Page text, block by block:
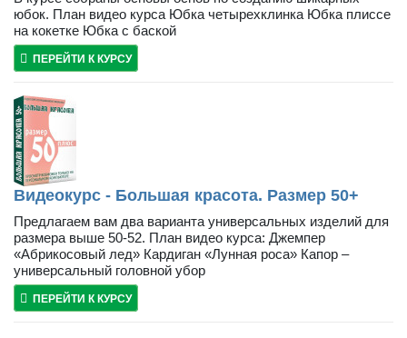
юбок. План видео курса Юбка четырехклинка Юбка плиссе
на кокетке Юбка с баской
ПЕРЕЙТИ К КУРСУ
Видеокурс - Большая красота. Размер 50+
Предлагаем вам два варианта универсальных изделий для
размера выше 50-52. План видео курса: Джемпер
«Абрикосовый лед» Кардиган «Лунная роса» Капор –
универсальный головной убор
ПЕРЕЙТИ К КУРСУ